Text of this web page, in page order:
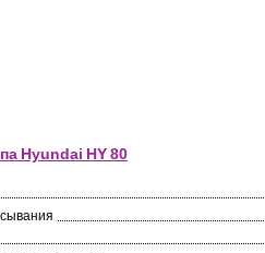
Hyundai HY 80